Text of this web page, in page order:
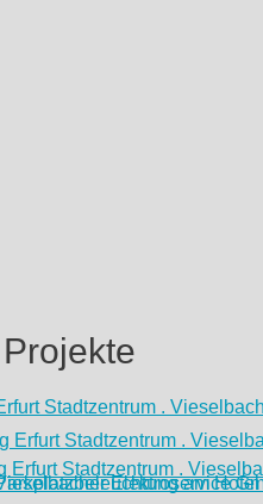
Erfurt Stadtzentrum .
Erfurt Stadtzentrum .